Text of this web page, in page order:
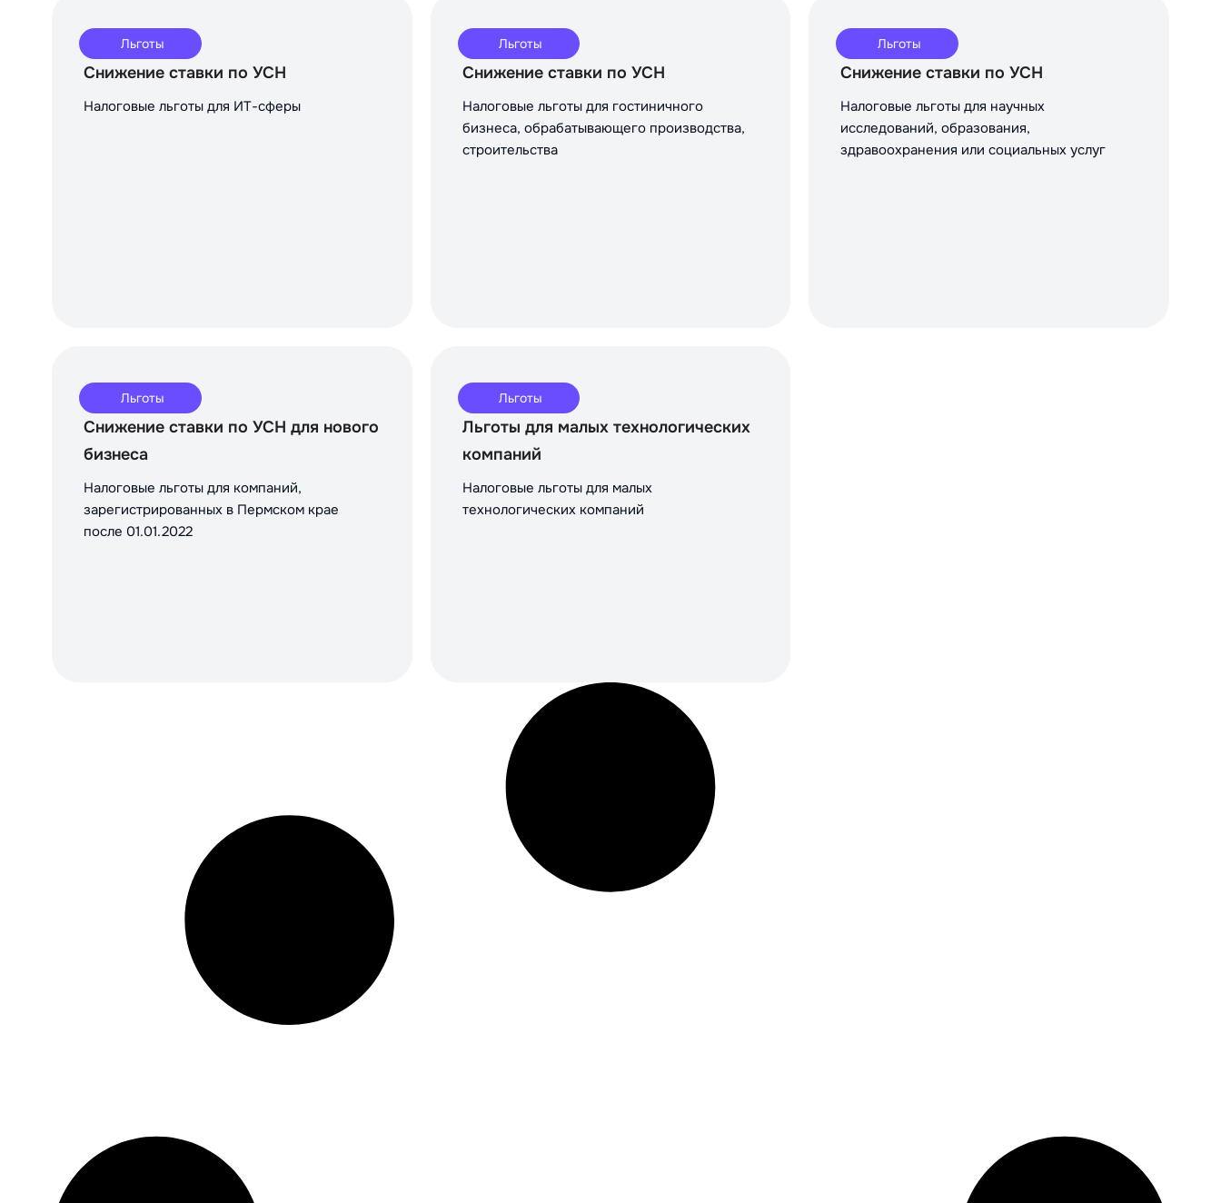
Льготы
Снижение ставки по УСН
Налоговые льготы для ИТ-сферы
Льготы
Снижение ставки по УСН
Налоговые льготы для гостиничного
бизнеса, обрабатывающего производства,
строительства
Льготы
Снижение ставки по УСН
Налоговые льготы для научных
исследований, образования,
здравоохранения или социальных услуг
Льготы
Снижение ставки по УСН для нового
бизнеса
Налоговые льготы для компаний,
зарегистрированных в Пермском крае
после 01.01.2022
Льготы
Льготы для малых технологических
компаний
Налоговые льготы для малых
технологических компаний